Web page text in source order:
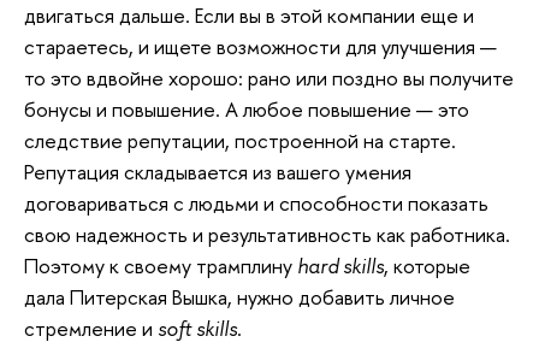
двигаться дальше. Если вы в этой компании еще и
стараетесь, и ищете возможности для улучшения —
то это вдвойне хорошо: рано или поздно вы получите
бонусы и повышение. А любое повышение — это
следствие репутации, построенной на старте.
Репутация складывается из вашего умения
договариваться с людьми и способности показать
свою надежность и результативность как работника.
Поэтому к своему трамплину hard skills, которые
дала Питерская Вышка, нужно добавить личное
стремление и soft skills.